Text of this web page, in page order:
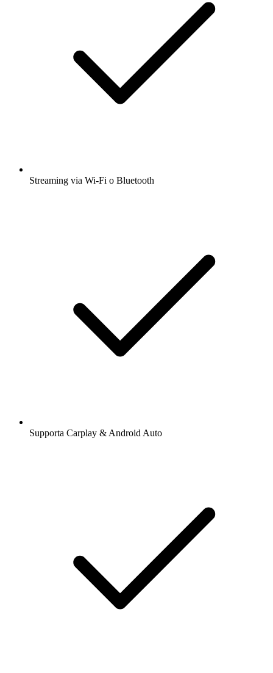
Streaming via Wi-Fi o Bluetooth
Supporta Carplay & Android Auto